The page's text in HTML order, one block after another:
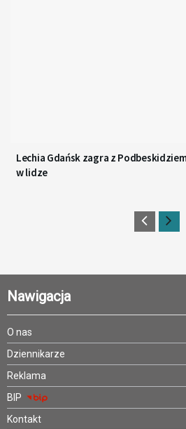
Lechia Gdańsk zagra z
w lidze
Nawigacja
O nas
Dziennikarze
Reklama
BIP
Kontakt